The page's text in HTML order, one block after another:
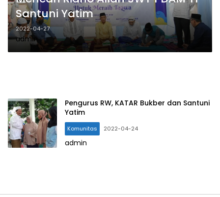
Santuni Yatim
2022-04-27
admin
Pengurus RW, KATAR Bukber dan Santuni
Yatim
Komunitas 2022-04-24
admin